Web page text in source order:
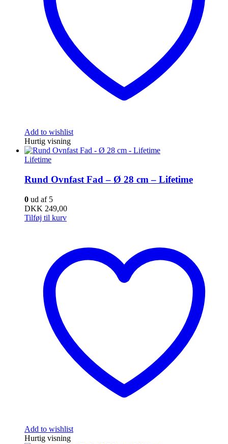
Add to wishlist
Hurtig visning
Lifetime
Rund Ovnfast Fad – Ø 28 cm – Lifetime
0 ud af 5
DKK 249,00
Tilføj til kurv
Add to wishlist
Hurtig visning